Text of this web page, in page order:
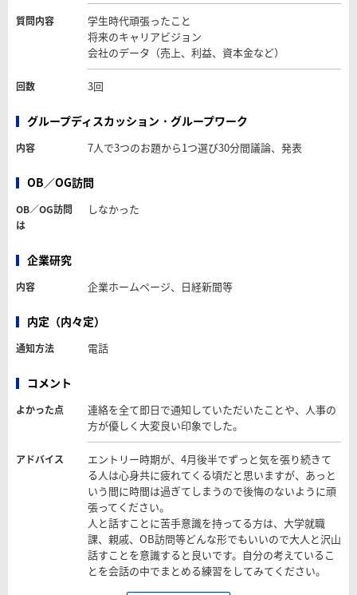
質問内容
学生時代頑張ったこと
将来のキャリアビジョン
会社のデータ（売上、利益、資本金など）
回数 3回
グループディスカッション・グループワーク
内容 7人で3つのお題から1つ選び30分間議論、発表
OB／OG訪問
OB／OG訪問
は
しなかった
企業研究
内容 企業ホームページ、日経新聞等
内定（内々定）
通知方法 電話
コメント
よかった点
連絡を全て即日で通知していただいたことや、人事の
方が優しく大変良い印象でした。
アドバイス
エントリー時期が、4月後半でずっと気を張り続きて
る人は心身共に疲れてくる頃だと思いますが、あっと
いう間に時間は過ぎてしまうので後悔のないように頑
張ってください。
人と話すことに苦手意識を持ってる方は、大学就職
課、親戚、OB訪問等どんな形でもいいので大人と沢山
話すことを意識すると良いです。自分の考えているこ
とを会話の中でまとめる練習をしてみてください。